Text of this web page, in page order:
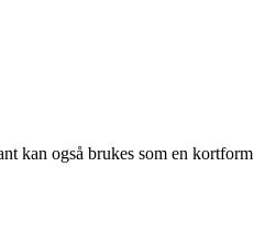
kan også brukes som en kortform